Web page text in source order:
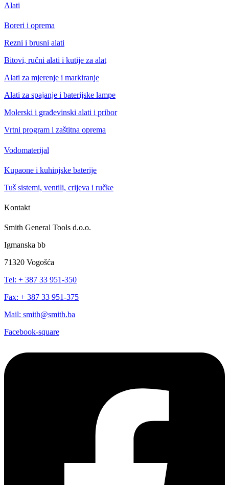
Alati
Boreri i oprema
Rezni i brusni alati
Bitovi, ručni alati i kutije za alat
Alati za mjerenje i markiranje
Alati za spajanje i baterijske lampe
Molerski i građevinski alati i pribor
Vrtni program i zaštitna oprema
Vodomaterijal
Kupaone i kuhinjske baterije
Tuš sistemi, ventili, crijeva i ručke
Kontakt
Smith General Tools d.o.o.
Igmanska bb
71320 Vogošća
Tel: + 387 33 951-350
Fax: + 387 33 951-375
Mail: smith@smith.ba
Facebook-square